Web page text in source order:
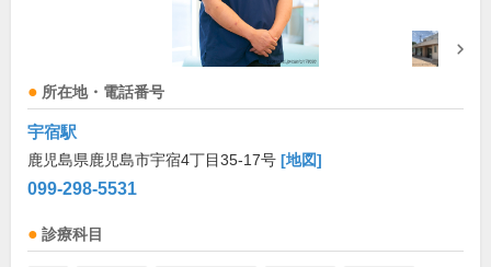
所在地・電話番号
宇宿駅
鹿児島県鹿児島市宇宿4丁目35-17号 [地図]
099-298-5531
診療科目